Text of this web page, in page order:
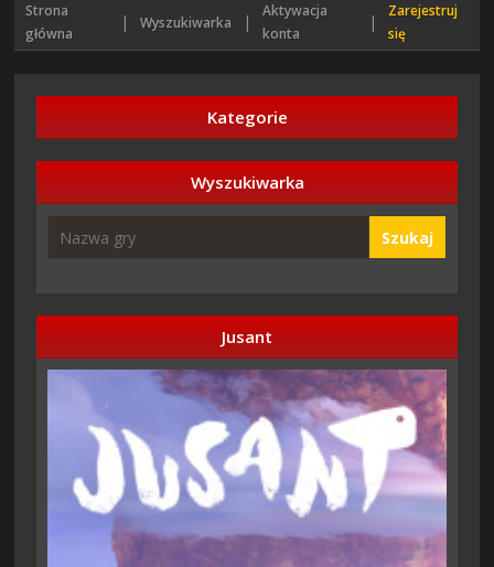
Strona
główna
| Wyszukiwarka |
Aktywacja
konta
|
Zarejestruj
się
Kategorie
Wyszukiwarka
Szukaj
Jusant